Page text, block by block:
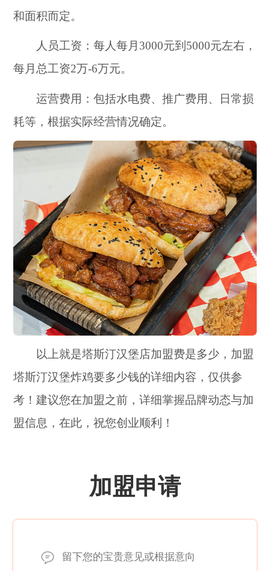
和面积而定。
人员工资：每人每月3000元到5000元左右，
每月总工资2万-6万元。
运营费用：包括水电费、推广费用、日常损
耗等，根据实际经营情况确定。
以上就是塔斯汀汉堡店加盟费是多少，加盟
塔斯汀汉堡炸鸡要多少钱的详细内容，仅供参
考！建议您在加盟之前，详细掌握品牌动态与加
盟信息，在此，祝您创业顺利！
加盟申请